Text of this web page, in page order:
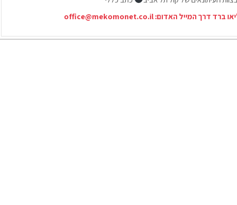
ברד דרך המייל האדום:office@mekomonet.co.il